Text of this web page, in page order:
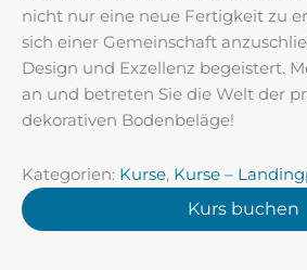
nicht nur eine neue Fertigkeit zu
sich einer Gemeinschaft
Design und Exzellenz begeistert.
an und betreten Sie die Welt der
dekorativen Bodenbeläge!
Kategorien: Kurse, Kurse –
Kurs buchen